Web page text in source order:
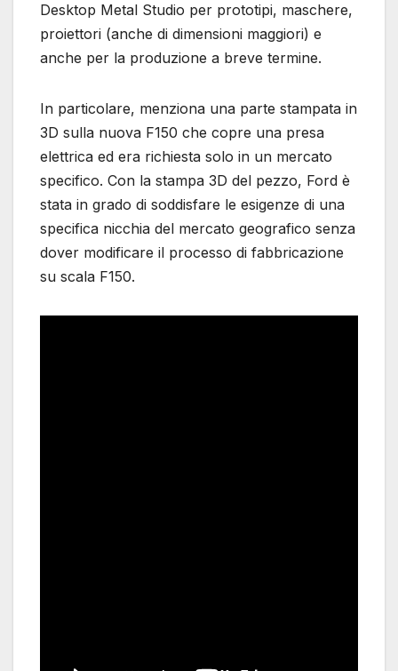
Desktop Metal Studio per prototipi, maschere,
proiettori (anche di dimensioni maggiori) e
anche per la produzione a breve termine.
In particolare, menziona una parte stampata in
3D sulla nuova F150 che copre una presa
elettrica ed era richiesta solo in un mercato
specifico. Con la stampa 3D del pezzo, Ford è
stata in grado di soddisfare le esigenze di una
specifica nicchia del mercato geografico senza
dover modificare il processo di fabbricazione
su scala F150.